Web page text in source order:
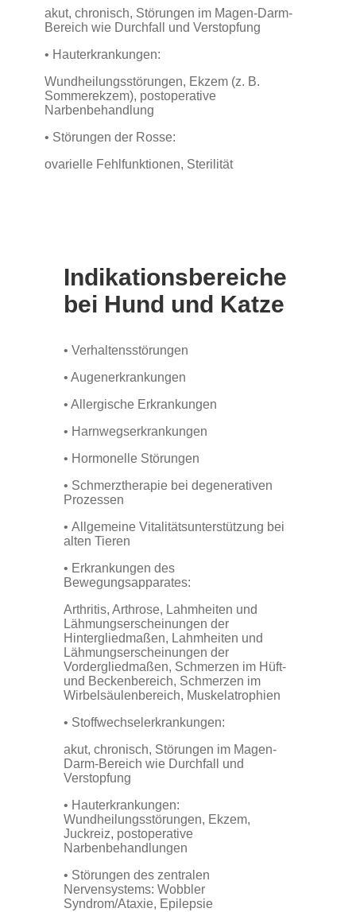
akut, chronisch, Störungen im Magen-Darm-
Bereich wie Durchfall und Verstopfung
• Hauterkrankungen:
Wundheilungsstörungen, Ekzem (z. B.
Sommerekzem), postoperative
Narbenbehandlung
• Störungen der Rosse:
ovarielle Fehlfunktionen, Sterilität
Indikationsbereiche
bei Hund und Katze
• Verhaltensstörungen
• Augenerkrankungen
• Allergische Erkrankungen
• Harnwegserkrankungen
• Hormonelle Störungen
• Schmerztherapie bei degenerativen
Prozessen
• Allgemeine Vitalitätsunterstützung bei
alten Tieren
• Erkrankungen des
Bewegungsapparates:
Arthritis, Arthrose, Lahmheiten und
Lähmungserscheinungen der
Hintergliedmaßen, Lahmheiten und
Lähmungserscheinungen der
Vordergliedmaßen, Schmerzen im Hüft-
und Beckenbereich, Schmerzen im
Wirbelsäulenbereich, Muskelatrophien
• Stoffwechselerkrankungen:
akut, chronisch, Störungen im Magen-
Darm-Bereich wie Durchfall und
Verstopfung
• Hauterkrankungen:
Wundheilungsstörungen, Ekzem,
Juckreiz, postoperative
Narbenbehandlungen
• Störungen des zentralen
Nervensystems: Wobbler
Syndrom/Ataxie, Epilepsie